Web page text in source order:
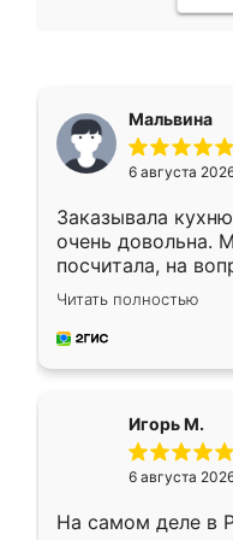
Мальвина
6 августа
Заказывала
очень довольна.
посчитала, на
Замерщик
делу со всей
за день, ребята
Читать полностью
Игорь М.
6 августа
На самом деле в